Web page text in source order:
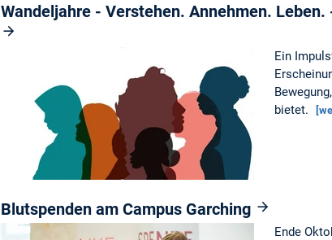
Wandeljahre - Verstehen. Annehmen.
Ein
bietet.
Blutspenden am Campus Garching
Ende